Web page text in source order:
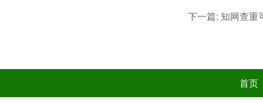
下一篇: 知网查重
首页